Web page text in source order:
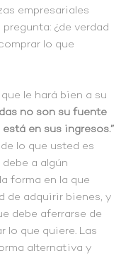
empresariales
¿de verdad
lo que
le hará bien a su
no son su fuente
en sus ingresos.”
lo que usted es
a algún
forma en la que
de adquirir bienes, y
debe aferrarse de
lo que quiere. Las
alternativa y